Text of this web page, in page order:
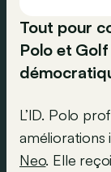
Tout pour
Polo et
L’ID. Polo
améliorations
Neo. Elle